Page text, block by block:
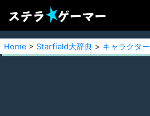
Home > Starfield大辞典 > キャラクター